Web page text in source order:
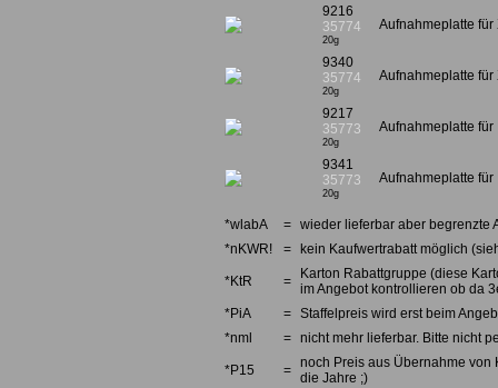
9216
35774
20g
Aufnahmeplatte für
9340
35774
20g
Aufnahmeplatte
9217
35773
20g
Aufnahmeplatte für
9341
35773
20g
Aufnahmeplatte
*wlabA = wieder lieferbar aber begrenzte
*nKWR!
= kein Kaufwertrabatt möglich
*KtR =
Karton Rabattgruppe (diese
im Angebot kontrollieren ob da
*PiA
= Staffelpreis wird erst beim
*nml
= nicht mehr lieferbar. Bitte nicht
*P15 = noch Preis aus Übernahme von
die Jahre ;)